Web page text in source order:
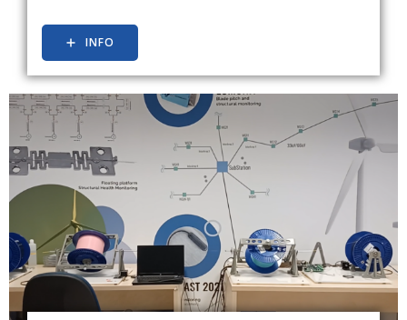
INFO